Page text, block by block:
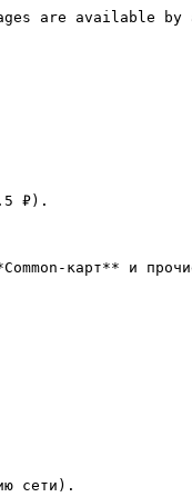
are available by
₽).
карт** и
сети).